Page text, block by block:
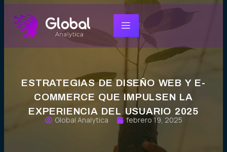
ESTRATEGIAS DE DISEÑO WEB Y E-
COMMERCE QUE IMPULSEN LA
EXPERIENCIA DEL USUARIO 2025
Global Analytica febrero 19, 2025